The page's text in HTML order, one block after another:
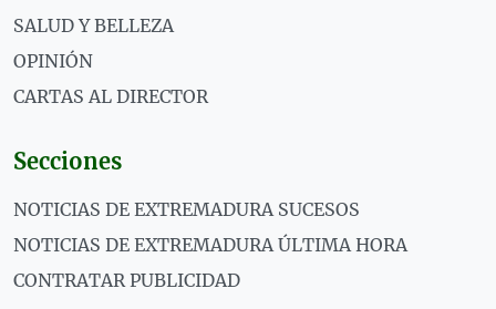
SALUD Y BELLEZA
OPINIÓN
CARTAS AL DIRECTOR
Secciones
NOTICIAS DE EXTREMADURA SUCESOS
NOTICIAS DE EXTREMADURA ÚLTIMA HORA
CONTRATAR PUBLICIDAD